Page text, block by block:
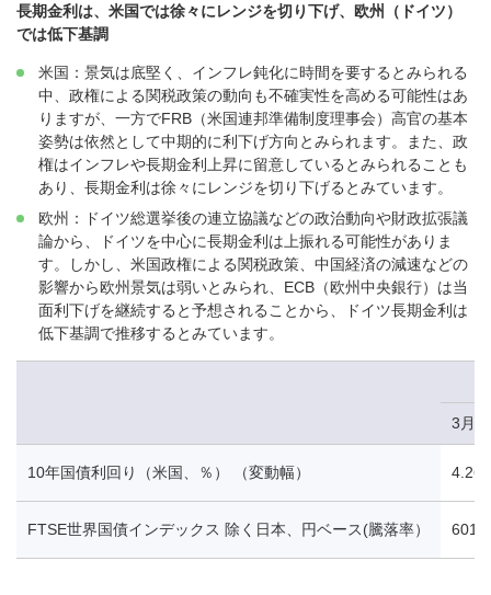
長期金利は、米国では徐々にレンジを切り下げ、欧州（ドイツ）
では低下基調
米国：景気は底堅く、インフレ鈍化に時間を要するとみられる
中、政権による関税政策の動向も不確実性を高める可能性はあ
りますが、一方でFRB（米国連邦準備制度理事会）高官の基本
姿勢は依然として中期的に利下げ方向とみられます。また、政
権はインフレや長期金利上昇に留意しているとみられることも
あり、長期金利は徐々にレンジを切り下げるとみています。
欧州：ドイツ総選挙後の連立協議などの政治動向や財政拡張議
論から、ドイツを中心に長期金利は上振れる可能性がありま
す。しかし、米国政権による関税政策、中国経済の減速などの
影響から欧州景気は弱いとみられ、ECB（欧州中央銀行）は当
面利下げを継続すると予想されることから、ドイツ長期金利は
低下基調で推移するとみています。
3月
10年国債利回り（米国、％） （変動幅） 4.26
FTSE世界国債インデックス 除く日本、円ベース(騰落率）